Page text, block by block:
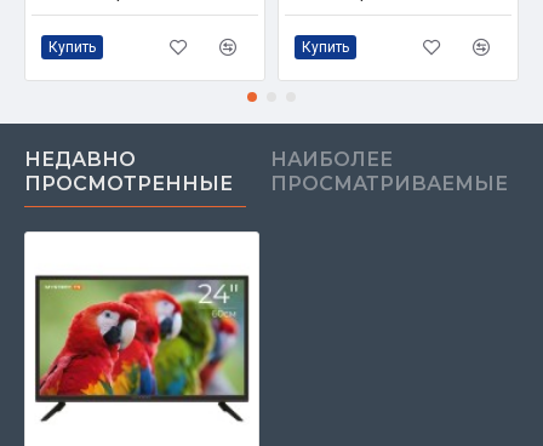
Купить Купить
НЕДАВНО
ПРОСМОТРЕННЫЕ
НАИБОЛЕЕ
ПРОСМАТРИВАЕМЫЕ